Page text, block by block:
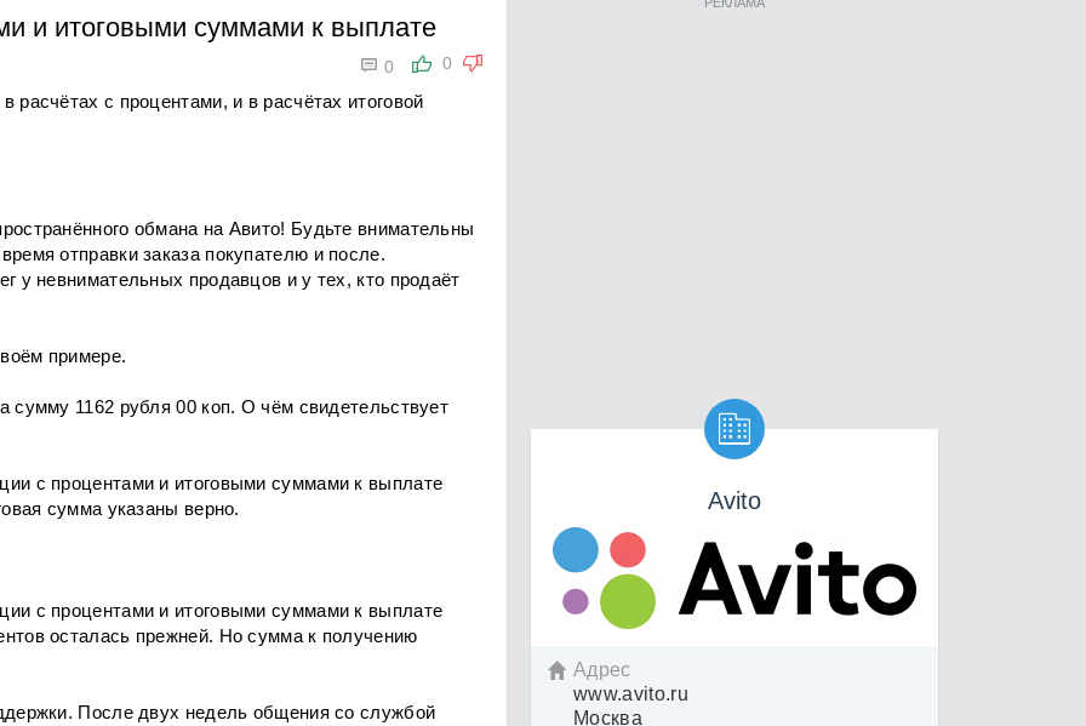
и итоговыми суммами к выплате
0
 0
расчётах с процентами, и в расчётах итоговой
обмана на Авито! Будьте внимательны
отправки заказа покупателю и после.
у невнимательных продавцов и у тех, кто продаёт
примере.
сумму 1162 рубля 00 коп. О чём свидетельствует
с процентами и итоговыми суммами к выплате
сумма указаны верно.
с процентами и итоговыми суммами к выплате
осталась прежней. Но сумма к получению
После двух недель общения со службой

Avito
 Адрес
www.avito.ru
Москва